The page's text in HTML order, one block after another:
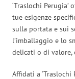
‘Traslochi
tue esigenze
sulla portata e sui
l’imballaggio e lo
delicati o di valore,
Affidati a ‘Traslochi